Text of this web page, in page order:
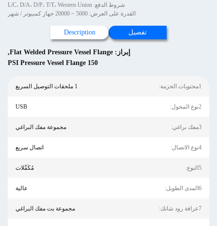
شروط الدفع: L/C، D/A، D/P، T/T، Western Union
القدرة على العرض: 5000 ~ 20000 جهاز كمبيوتر / شهر
تفصيل Description
إبراز: Flat Welded Pressure Vessel Flange
,
150 PSI Pressure Vessel Flange
1محتويات الحزمة: 1 ملحقات التوصيل السريع
2نوع المحول: USB
3مفك براغي: مجموعة مفك البراغي
4نوع الاتصال: اتصال سريع
5النوع: مُكَمِّلات
6المدى الطويل: عالية
7عرافة رود شانك: مجموعة بت مفك البراغي